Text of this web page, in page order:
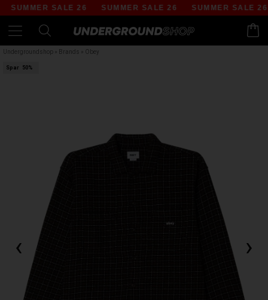
SUMMER SALE 26 SUMMER SALE 26 SUMMER SALE 26
Undergroundshop Brands Obey
Spar 50%
‹ ›